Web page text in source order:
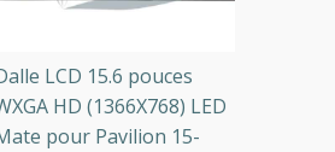
LCD 15.6 pouces
HD (1366X768) LED
pour Pavilion 15-